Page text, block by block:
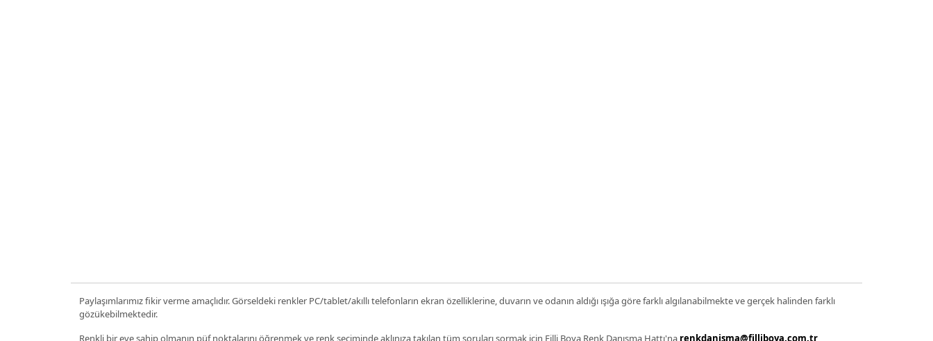
Paylaşımlarımız fikir verme amaçlıdır. Görseldeki renkler PC/tablet/akıllı telefonların ekran özelliklerine, duvarın ve odanın aldığı ışığa göre farklı algılanabilmekte ve gerçek halinden farklı
gözükebilmektedir.
Renkli bir eve sahip olmanın püf noktalarını öğrenmek ve renk seçiminde aklınıza takılan tüm soruları sormak için Filli Boya Renk Danışma Hattı'na renkdanisma@filliboya.com.tr